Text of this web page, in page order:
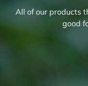
All of our products
good